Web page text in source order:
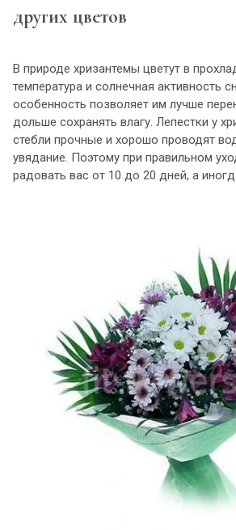
других цветов
В природе хризантемы цветут в
температура и солнечная активность
особенность позволяет им лучше
дольше сохранять влагу. Лепестки у
стебли прочные и хорошо проводят
увядание. Поэтому при правильном
радовать вас от 10 до 20 дней, а